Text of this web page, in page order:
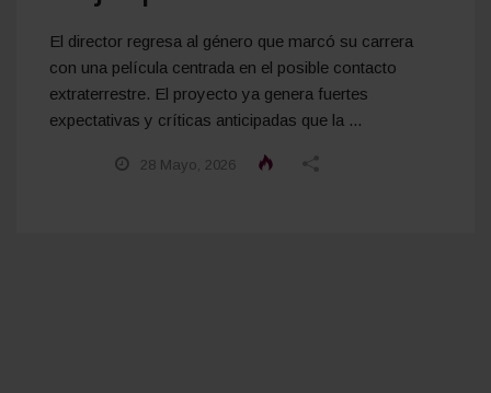
El director regresa al género que marcó su carrera
con una película centrada en el posible contacto
extraterrestre. El proyecto ya genera fuertes
expectativas y críticas anticipadas que la ...
28 Mayo, 2026